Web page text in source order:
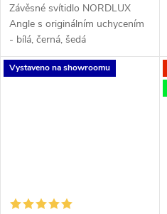
Závěsné svítidlo NORDLUX
Angle s originálním uchycením
- bílá, černá, šedá
Vystaveno na showroomu